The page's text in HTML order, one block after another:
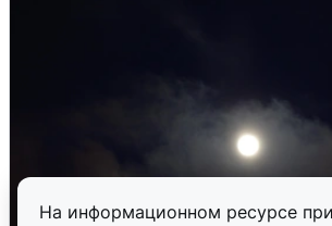
На информационном ресурсе